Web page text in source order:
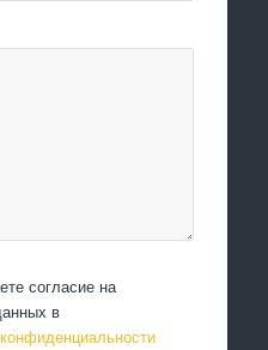
согласие на
в